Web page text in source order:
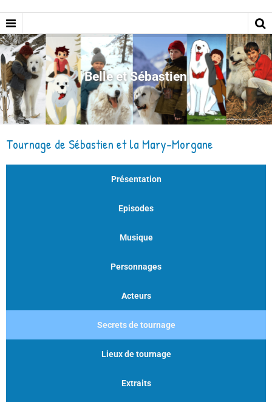
Belle et Sébastien
Tournage de Sébastien et la Mary-Morgane
Présentation
Episodes
Musique
Personnages
Acteurs
Secrets de tournage
Lieux de tournage
Extraits